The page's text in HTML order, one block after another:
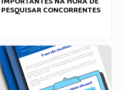
PESQUISAR CONCORRENTES